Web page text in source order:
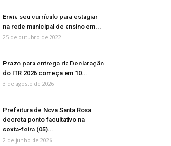
Envie seu currículo para estagiar
na rede municipal de ensino em...
25 de outubro de 2022
Prazo para entrega da Declaração
do ITR 2026 começa em 10...
3 de agosto de 2026
Prefeitura de Nova Santa Rosa
decreta ponto facultativo na
sexta-feira (05)...
2 de junho de 2026